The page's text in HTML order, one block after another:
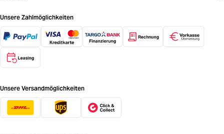
Unsere Zahlmöglichkeiten
Unsere Versandmöglichkeiten